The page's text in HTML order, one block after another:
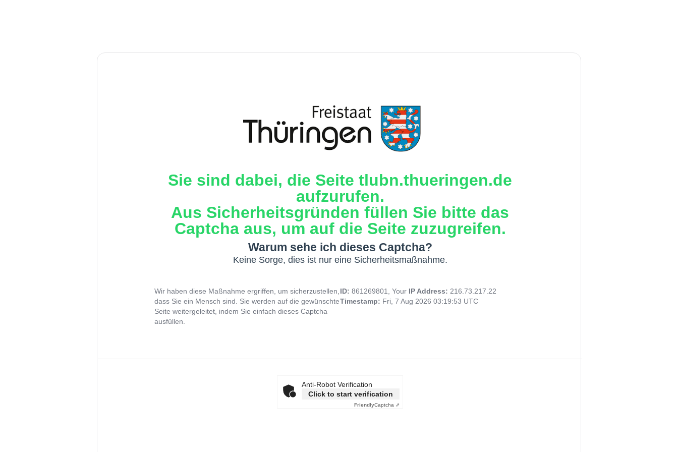
Sie sind dabei, die Seite tlubn.thueringen.de
aufzurufen.
Aus Sicherheitsgründen füllen Sie bitte das
Captcha aus, um auf die Seite zuzugreifen.
Warum sehe ich dieses Captcha?
Keine Sorge, dies ist nur eine Sicherheitsmaßnahme.
Wir haben diese Maßnahme ergriffen, um sicherzustellen,
dass Sie ein Mensch sind. Sie werden auf die gewünschte
Seite weitergeleitet, indem Sie einfach dieses Captcha
ausfüllen.
ID: 861269801, Your IP Address: 216.73.217.22
Timestamp: Fri, 7 Aug 2026 03:19:53 UTC
Anti-Robot Verification
Click to start verification
FriendlyCaptcha ⇗